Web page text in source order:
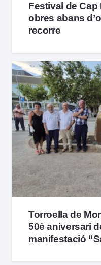
Festival de
obres abans
recorre
Torroella de
50è aniversari
manifestació